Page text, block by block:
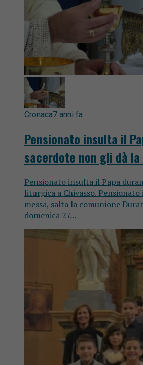
Cronaca7 anni fa
Pensionato insulta il
sacerdote non gli dà
Pensionato insulta il Papa
liturgica a Chivasso.
messa, salta la comunione
domenica 27...